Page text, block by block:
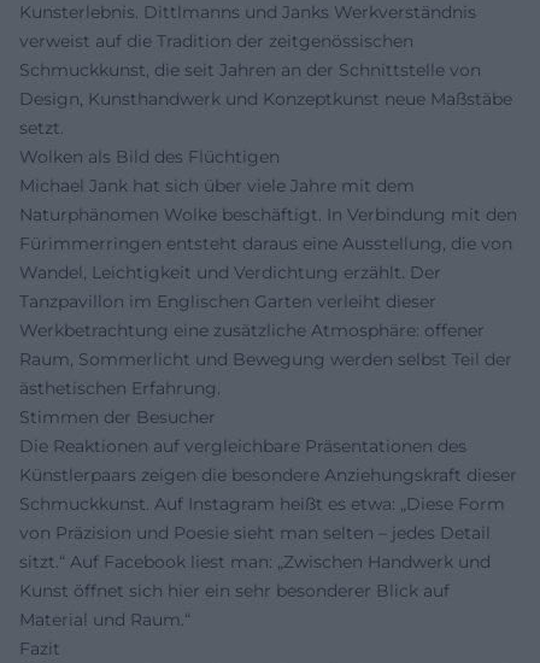
Kunsterlebnis. Dittlmanns und Janks Werkverständnis
verweist auf die Tradition der zeitgenössischen
Schmuckkunst, die seit Jahren an der Schnittstelle von
Design, Kunsthandwerk und Konzeptkunst neue Maßstäbe
setzt.
Wolken als Bild des Flüchtigen
Michael Jank hat sich über viele Jahre mit dem
Naturphänomen Wolke beschäftigt. In Verbindung mit den
Fürimmerringen entsteht daraus eine Ausstellung, die von
Wandel, Leichtigkeit und Verdichtung erzählt. Der
Tanzpavillon im Englischen Garten verleiht dieser
Werkbetrachtung eine zusätzliche Atmosphäre: offener
Raum, Sommerlicht und Bewegung werden selbst Teil der
ästhetischen Erfahrung.
Stimmen der Besucher
Die Reaktionen auf vergleichbare Präsentationen des
Künstlerpaars zeigen die besondere Anziehungskraft dieser
Schmuckkunst. Auf Instagram heißt es etwa: „Diese Form
von Präzision und Poesie sieht man selten – jedes Detail
sitzt.“ Auf Facebook liest man: „Zwischen Handwerk und
Kunst öffnet sich hier ein sehr besonderer Blick auf
Material und Raum.“
Fazit